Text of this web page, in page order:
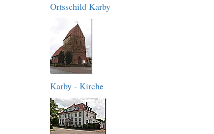
Ortsschild Karby
Karby - Kirche